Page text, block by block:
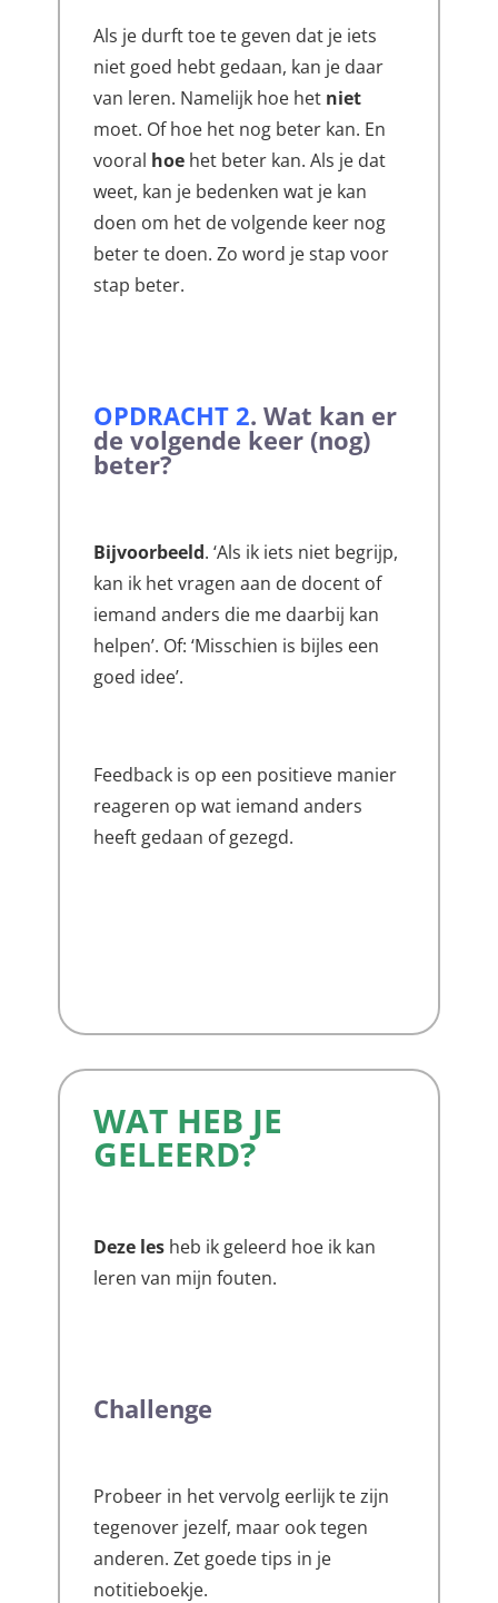
Als je durft toe te geven dat je iets
niet goed hebt gedaan, kan je daar
van leren. Namelijk hoe het niet
moet. Of hoe het nog beter kan. En
vooral hoe het beter kan. Als je dat
weet, kan je bedenken wat je kan
doen om het de volgende keer nog
beter te doen. Zo word je stap voor
stap beter.
OPDRACHT 2.Wat kan er
de volgende keer (nog)
beter?
Bijvoorbeeld. ‘Als ik iets niet begrijp,
kan ik het vragen aan de docent of
iemand anders die me daarbij kan
helpen’. Of: ‘Misschien is bijles een
goed idee’.
Feedback is op een positieve manier
reageren op wat iemand anders
heeft gedaan of gezegd.
WAT HEB JE
GELEERD?
Deze les heb ik geleerd hoe ik kan
leren van mijn fouten.
Challenge
Probeer in het vervolg eerlijk te zijn
tegenover jezelf, maar ook tegen
anderen. Zet goede tips in je
notitieboekje.